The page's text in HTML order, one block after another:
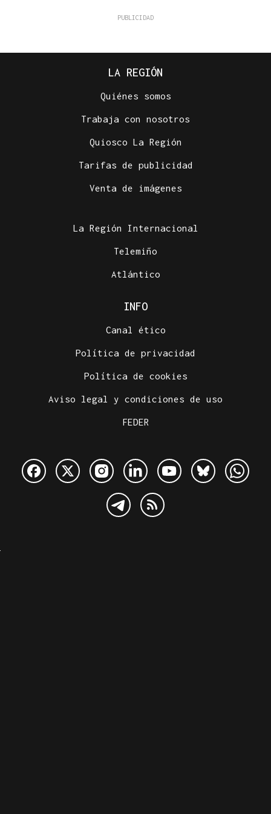
LA REGIÓN
Quiénes somos
Trabaja con nosotros
Quiosco La Región
Tarifas de publicidad
Venta de imágenes
La Región Internacional
Telemiño
Atlántico
INFO
Canal ético
Política de privacidad
Política de cookies
Aviso legal y condiciones de uso
FEDER